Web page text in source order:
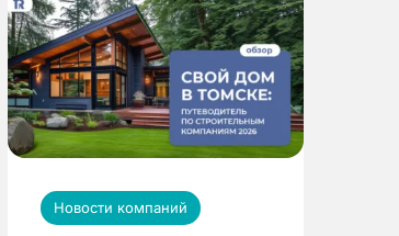
Новости компаний